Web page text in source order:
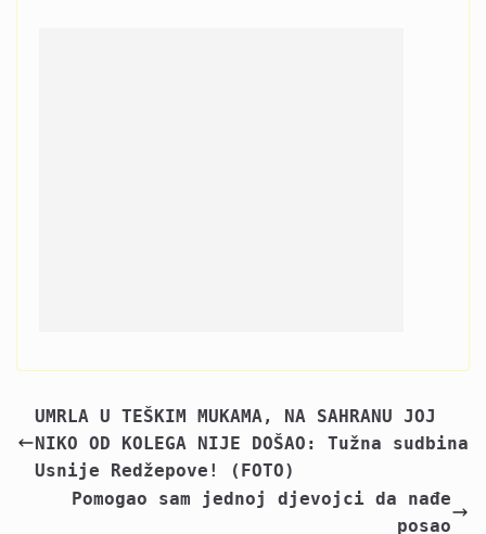
UMRLA U TEŠKIM MUKAMA, NA SAHRANU JOJ
NIKO OD KOLEGA NIJE DOŠAO: Tužna sudbina
Usnije Redžepove! (FOTO)
Pomogao sam jednoj djevojci da nađe
posao